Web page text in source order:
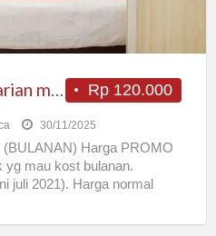
Rp 120.000
Disewakan kamar harian mulai 120rb/hari
30/11/2025
(BULANAN) Harga PROMO
yg mau kost bulanan.
juli 2021). Harga normal